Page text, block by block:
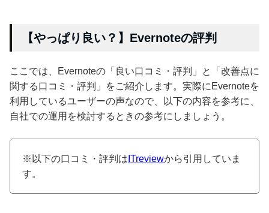
【やっぱり良い？】Evernoteの評判
ここでは、Evernoteの「良い口コミ・評判」と「改善点に
関する口コミ・評判」をご紹介します。実際にEvernoteを
利用しているユーザーの声なので、以下の内容を参考に、
自社での運用を検討するときの参考にしましょう。
※以下の口コミ・評判は ITreviewから引用していま
す。